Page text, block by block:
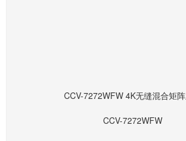
CCV-7272WFW 4K无缝混合矩
CCV-7272WFW